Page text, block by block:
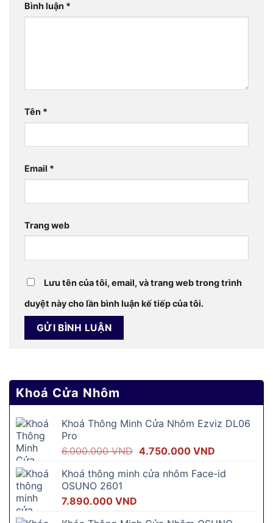
Bình luận *
Tên *
Email *
Trang web
Lưu tên của tôi, email, và trang web trong trình
duyệt này cho lần bình luận kế tiếp của tôi.
Khoá Cửa Nhôm
Khoá Thông Minh Cửa Nhôm Ezviz DL06
Pro
6.000.000VND Giá
là:
4.750.000 VNDGiá
tại
Khoá thông minh cửa nhôm Face-id
OSUNO 2601
7.890.000 VND